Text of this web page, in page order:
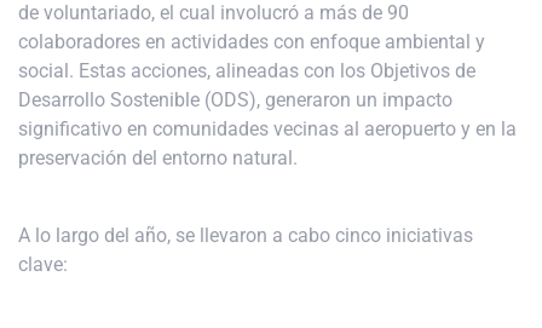
de voluntariado, el cual involucró a más de 90
colaboradores en actividades con enfoque ambiental y
social. Estas acciones, alineadas con los Objetivos de
Desarrollo Sostenible (ODS), generaron un impacto
significativo en comunidades vecinas al aeropuerto y en la
preservación del entorno natural.
A lo largo del año, se llevaron a cabo cinco iniciativas
clave: